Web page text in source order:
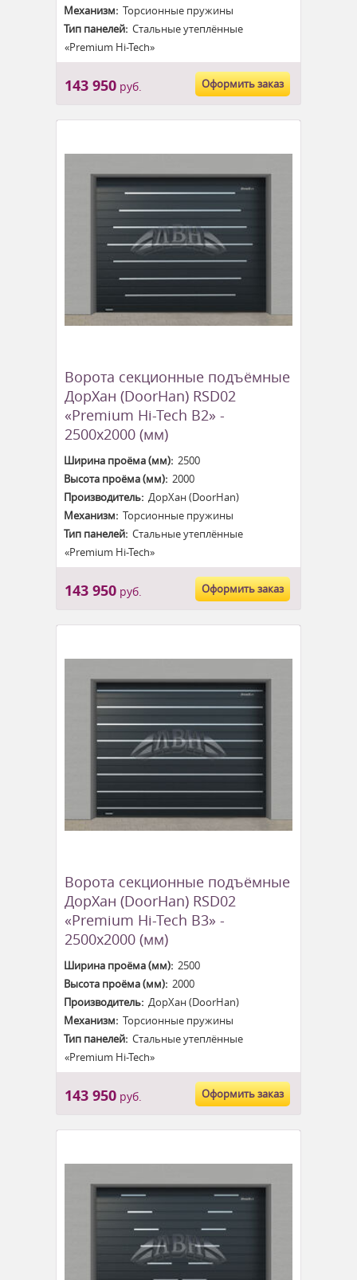
Механизм:Торсионные пружины
Тип панелей:Стальные утеплённые
«Premium Hi-Tech»
143 950руб. Оформить заказ
Ворота секционные подъёмные
ДорХан (DoorHan) RSD02
«Premium Hi-Tech B2» -
2500x2000 (мм)
Ширина проёма (мм):2500
Высота проёма (мм):2000
Производитель:ДорХан (DoorHan)
Механизм:Торсионные пружины
Тип панелей:Стальные утеплённые
«Premium Hi-Tech»
143 950руб. Оформить заказ
Ворота секционные подъёмные
ДорХан (DoorHan) RSD02
«Premium Hi-Tech B3» -
2500x2000 (мм)
Ширина проёма (мм):2500
Высота проёма (мм):2000
Производитель:ДорХан (DoorHan)
Механизм:Торсионные пружины
Тип панелей:Стальные утеплённые
«Premium Hi-Tech»
143 950руб. Оформить заказ